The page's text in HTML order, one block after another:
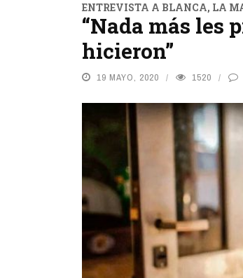
ENTREVISTA A BLANCA, LA
“Nada más les
hicieron”
19 MAYO, 2020 1520